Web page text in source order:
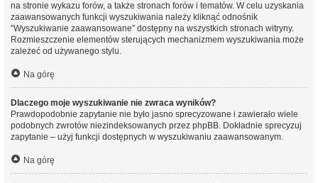
na stronie wykazu forów, a także stronach forów i tematów. W celu uzyskania
zaawansowanych funkcji wyszukiwania należy kliknąć odnośnik
“Wyszukiwanie zaawansowane” dostępny na wszystkich stronach witryny.
Rozmieszczenie elementów sterujących mechanizmem wyszukiwania może
zależeć od używanego stylu.
Na górę
Dlaczego moje wyszukiwanie nie zwraca wyników?
Prawdopodobnie zapytanie nie było jasno sprecyzowane i zawierało wiele
podobnych zwrotów niezindeksowanych przez phpBB. Dokładnie sprecyzuj
zapytanie – użyj funkcji dostępnych w wyszukiwaniu zaawansowanym.
Na górę